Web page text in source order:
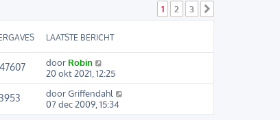
1 2 3
LAATSTE BERICHT
door Robin
20 okt 2021, 12:25
3953 doorGriffendahl
07 dec 2009, 15:34